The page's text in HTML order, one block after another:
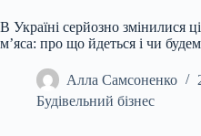
В Україні серйозно змінилися
м’яса: про що йдеться і чи
Алла Самсоненко
Будівельний бізнес